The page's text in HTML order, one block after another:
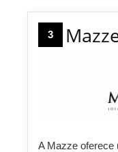
3
A Mazze oferece